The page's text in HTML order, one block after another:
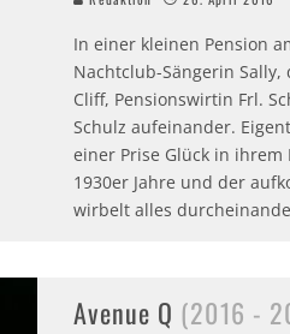
In einer kleinen Pension
Nachtclub-Sängerin
Cliff, Pensionswirtin Frl.
Schulz aufeinander.
einer Prise Glück in
1930er Jahre und der
wirbelt alles
Avenue Q (2016 -